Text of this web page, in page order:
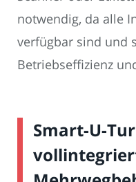
notwendig, da alle
verfügbar sind und
Betriebseffizienz
Smart-U-